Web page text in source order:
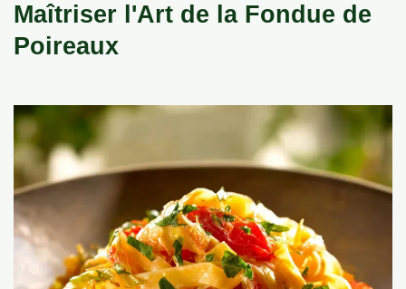
Maîtriser l'Art de la Fondue de
Poireaux